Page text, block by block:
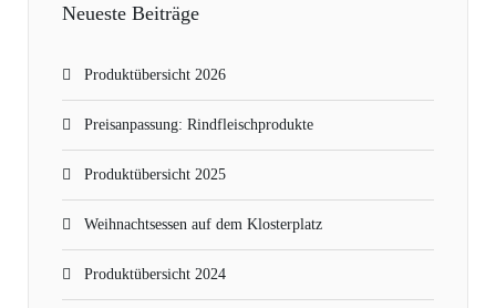
Neueste Beiträge
Produktübersicht 2026
Preisanpassung: Rindfleischprodukte
Produktübersicht 2025
Weihnachtsessen auf dem Klosterplatz
Produktübersicht 2024